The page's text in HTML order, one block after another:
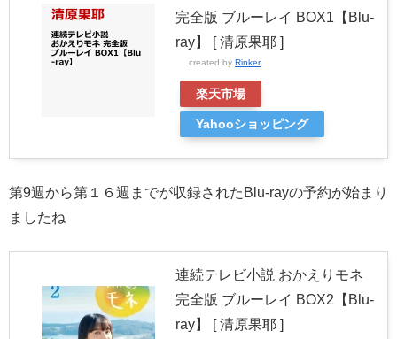
完全版 ブルーレイ BOX1【Blu-
ray】 [ 清原果耶 ]
created by Rinker
楽天市場
Yahooショッピング
第9週から第１６週までが収録されたBlu-rayの予約が始まり
ましたね
連続テレビ小説 おかえりモネ
完全版 ブルーレイ BOX2【Blu-
ray】 [ 清原果耶 ]